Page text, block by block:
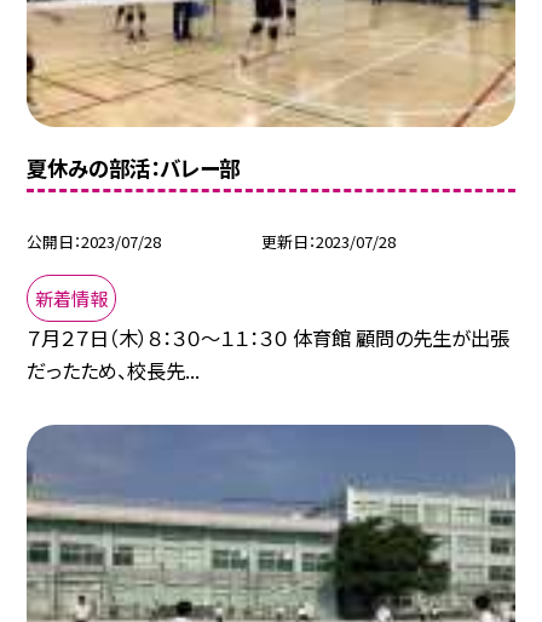
夏休みの部活：バレー部
公開日 2023/07/28 更新日 2023/07/28
新着情報
７月２７日（木）８：３０〜１１：３０ 体育館 顧問の先生が出張
だったため、校長先...